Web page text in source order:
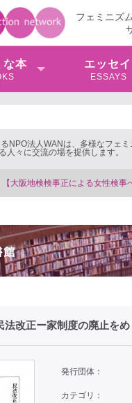
フェミニズ
な本 エッセイ
ESSAYS
NPO法人WANは、多様なフェ
人々に交流の場を提供します。
】 ◆女性検事を支援する会事
法改正ー家制度の廃止を
発行団体：
カテゴリ：